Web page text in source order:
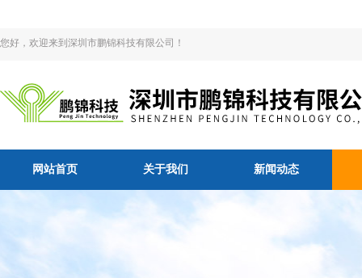
您好，欢迎来到深圳市鹏锦科技有限公司！
网站首页 关于我们 新闻动态